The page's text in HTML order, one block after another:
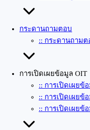
กระดานถามตอบ
:: กระดานถามต
การเปิดเผยข้อมูล OIT
:: การเปิดเผยข้
:: การเปิดเผยข้
:: การเปิดเผยข้